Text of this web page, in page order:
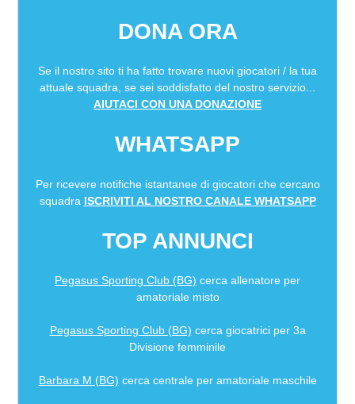
DONA ORA
Se il nostro sito ti ha fatto trovare nuovi giocatori / la tua
attuale squadra, se sei soddisfatto del nostro servizio...
AIUTACI CON UNA DONAZIONE
WHATSAPP
Per ricevere notifiche istantanee di giocatori che cercano
squadra ISCRIVITI AL NOSTRO CANALE WHATSAPP
TOP ANNUNCI
Pegasus Sporting Club (BG) cerca allenatore per
amatoriale misto
Pegasus Sporting Club (BG) cerca giocatrici per 3a
Divisione femminile
Barbara M (BG) cerca centrale per amatoriale maschile